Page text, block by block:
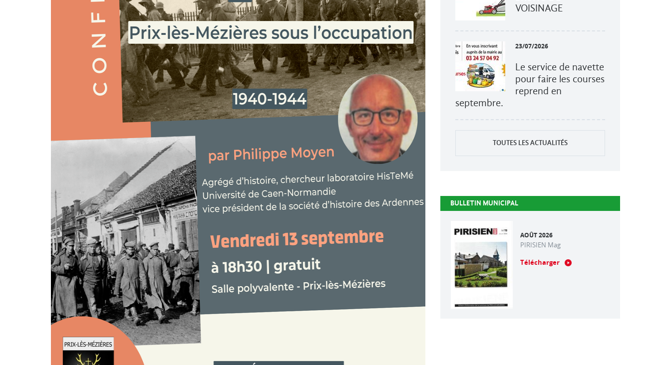
VOISINAGE
23/07/2026
Le service de navette
pour faire les courses
reprend en
septembre.
TOUTES LES ACTUALITÉS
BULLETIN MUNICIPAL
AOÛT 2026
PIRISIEN Mag
Télécharger